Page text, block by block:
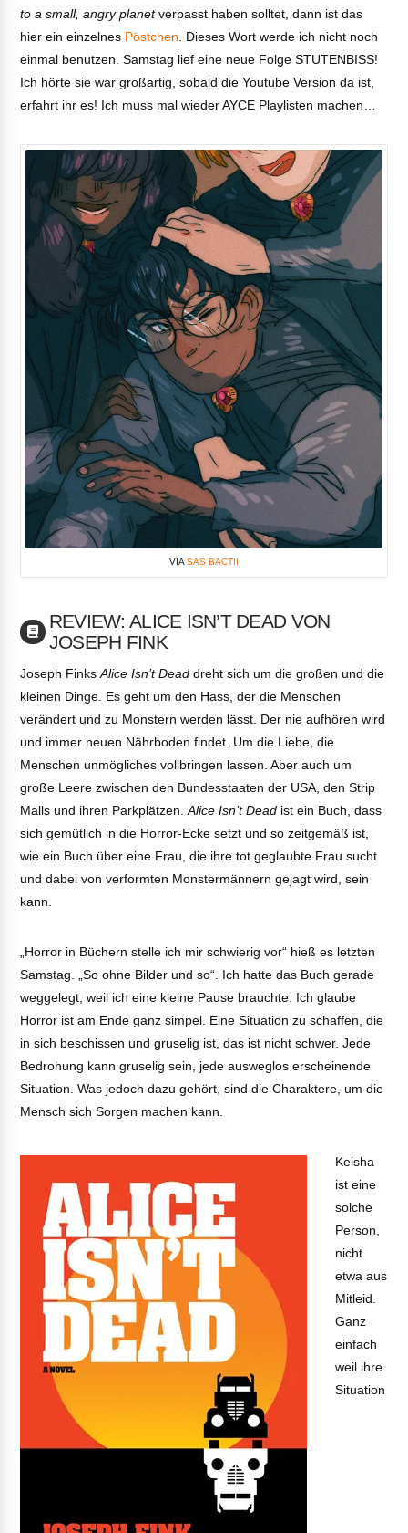
to a small, angry planetverpasst haben solltet, dann ist das
hier ein einzelnes Pöstchen . Dieses Wort werde ich nicht noch
einmal benutzen. Samstag lief eine neue Folge STUTENBISS!
Ich hörte sie war großartig, sobald die Youtube Version da ist,
erfahrt ihr es! Ich muss mal wieder AYCE Playlisten machen…
VIA SAS BACTII
REVIEW: ALICE ISN’T DEAD VON
JOSEPH FINK
Joseph FinksAlice Isn’t Dead dreht sich um die großen und die
kleinen Dinge. Es geht um den Hass, der die Menschen
verändert und zu Monstern werden lässt. Der nie aufhören wird
und immer neuen Nährboden findet. Um die Liebe, die
Menschen unmögliches vollbringen lassen. Aber auch um
große Leere zwischen den Bundesstaaten der USA, den Strip
Malls und ihren Parkplätzen.Alice Isn’t Dead ist ein Buch, dass
sich gemütlich in die Horror-Ecke setzt und so zeitgemäß ist,
wie ein Buch über eine Frau, die ihre tot geglaubte Frau sucht
und dabei von verformten Monstermännern gejagt wird, sein
kann.
„Horror in Büchern stelle ich mir schwierig vor“ hieß es letzten
Samstag. „So ohne Bilder und so“. Ich hatte das Buch gerade
weggelegt, weil ich eine kleine Pause brauchte. Ich glaube
Horror ist am Ende ganz simpel. Eine Situation zu schaffen, die
in sich beschissen und gruselig ist, das ist nicht schwer. Jede
Bedrohung kann gruselig sein, jede ausweglos erscheinende
Situation. Was jedoch dazu gehört, sind die Charaktere, um die
Mensch sich Sorgen machen kann.
Keisha
ist eine
solche
Person,
nicht
etwa aus
Mitleid.
Ganz
einfach
weil ihre
Situation